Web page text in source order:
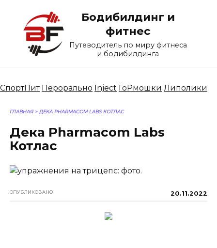
содержанию
Бодибилдинг и
фитнес
Путеводитель по миру фитнеса
и бодибилдинга
СпортПит Перорально Inject ГоРмошки Липолики
ГЛАВНАЯ > ДЕКА PHARMACOM LABS КОТЛАС
Дека Pharmacom Labs
Котлас
ОПУБЛИКОВАНО 20.11.2022